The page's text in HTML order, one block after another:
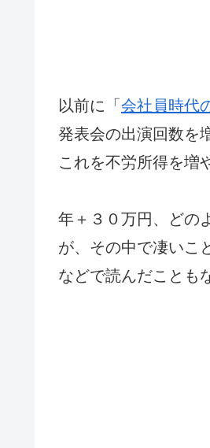
以前に「 会社員時代
発表会の出演回数を
これを不労所得を増
年＋３０万円、どの
が、その中で凄いこ
などで読んだことも